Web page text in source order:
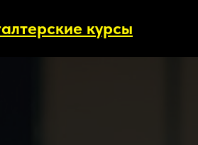
курсы